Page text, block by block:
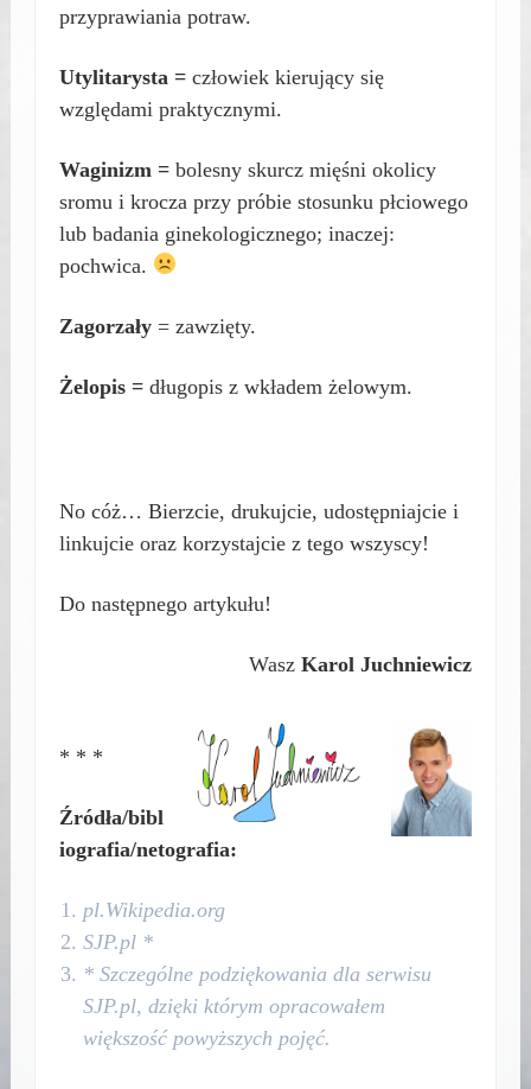
przyprawiania potraw.
Utylitarysta = człowiek kierujący się
względami praktycznymi.
Waginizm = bolesny skurcz mięśni okolicy
sromu i krocza przy próbie stosunku płciowego
lub badania ginekologicznego; inaczej:
pochwica.
Zagorzały = zawzięty.
Żelopis =długopis z wkładem żelowym.
No cóż… Bierzcie, drukujcie, udostępniajcie i
linkujcie oraz korzystajcie z tego wszyscy!
Do następnego artykułu!
WaszKarol Juchniewicz
* * *
Źródła/bibl
iografia/netografia:
pl.Wikipedia.org
SJP.pl *
* Szczególne podziękowania dla serwisu
SJP.pl, dzięki którym opracowałem
większość powyższych pojęć.